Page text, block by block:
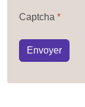
Captcha *
Envoyer